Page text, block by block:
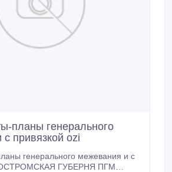
планы генерального
привязкой ozi
генерального межевания и с